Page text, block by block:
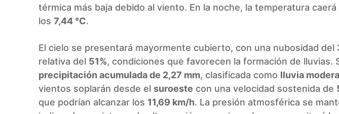
térmica más baja debido al viento. En la noche, la temperatura
los 7,44 °C.
El cielo se presentará mayormente cubierto, con una nubosidad del
relativa del 51%, condiciones que favorecen la formación de lluvias.
precipitación acumulada de 2,27 mm, clasificada como lluvia
vientos soplarán desde el suroeste con una velocidad sostenida de
que podrían alcanzar los 11,69 km/h. La presión atmosférica se